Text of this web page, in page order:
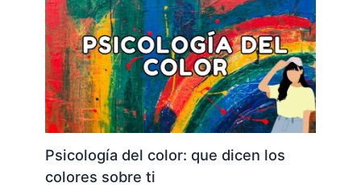
Psicología del color: que dicen los
colores sobre ti